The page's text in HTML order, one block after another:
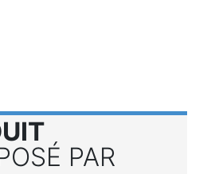
PAR